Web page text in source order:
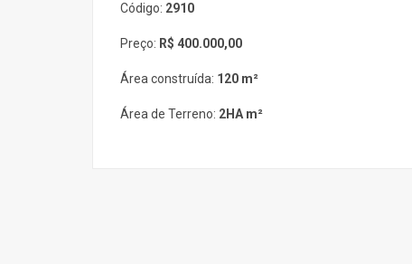
Código: 2910
Preço: R$ 400.000,00
Área construída: 120 m²
Área de Terreno: 2HA m²